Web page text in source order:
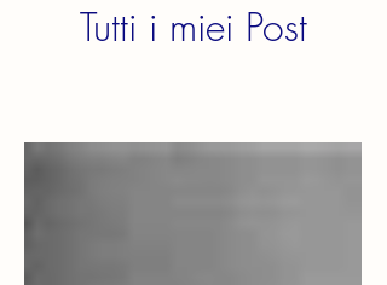
Tutti i miei Post